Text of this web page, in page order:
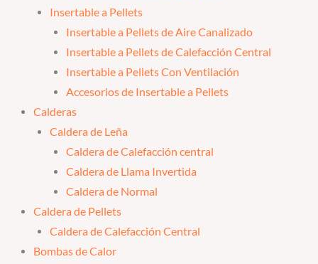
Insertable a Pellets
Insertable a Pellets de Aire Canalizado
Insertable a Pellets de Calefacción Central
Insertable a Pellets Con Ventilación
Accesorios de Insertable a Pellets
Calderas
Caldera de Leña
Caldera de Calefacción central
Caldera de Llama Invertida
Caldera de Normal
Caldera de Pellets
Caldera de Calefacción Central
Bombas de Calor